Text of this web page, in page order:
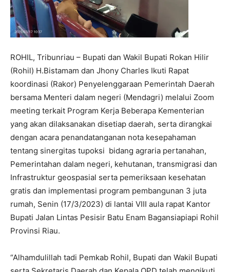
ROHIL, Tribunriau – Bupati dan Wakil Bupati Rokan Hilir
(Rohil) H.Bistamam dan Jhony Charles Ikuti Rapat
koordinasi (Rakor) Penyelenggaraan Pemerintah Daerah
bersama Menteri dalam negeri (Mendagri) melalui Zoom
meeting terkait Program Kerja Beberapa Kementerian
yang akan dilaksanakan disetiap daerah, serta dirangkai
dengan acara penandatanganan nota kesepahaman
tentang sinergitas tupoksi bidang agraria pertanahan,
Pemerintahan dalam negeri, kehutanan, transmigrasi dan
Infrastruktur geospasial serta pemeriksaan kesehatan
gratis dan implementasi program pembangunan 3 juta
rumah, Senin (17/3/2023) di lantai VIII aula rapat Kantor
Bupati Jalan Lintas Pesisir Batu Enam Bagansiapiapi Rohil
Provinsi Riau.
“Alhamdulillah tadi Pemkab Rohil, Bupati dan Wakil Bupati